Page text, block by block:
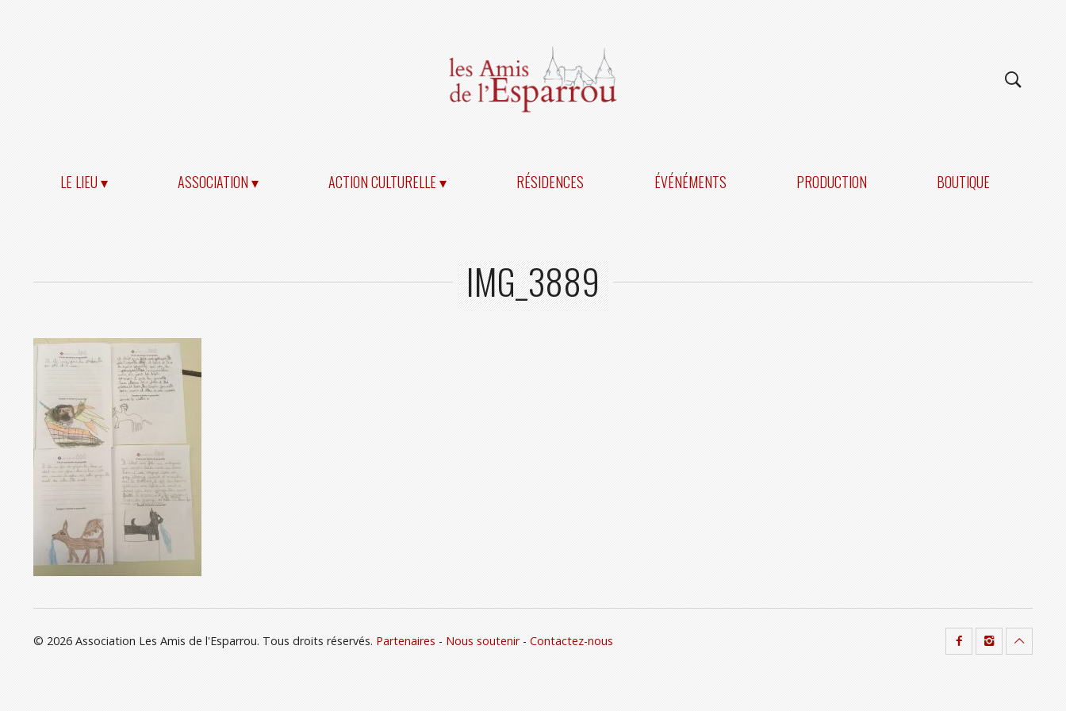
LE LIEU ▾ ASSOCIATION ▾ ACTION CULTURELLE ▾ RÉSIDENCES ÉVÉNÉMENTS PRODUCTION BOUTIQUE
IMG_3889
© 2026 Association Les Amis de l'Esparrou. Tous droits réservés. Partenaires - Nous soutenir- Contactez-nous